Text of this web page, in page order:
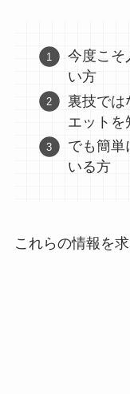
今度こそ
い方
裏技では
エットを
でも簡単
いる方
これらの情報を